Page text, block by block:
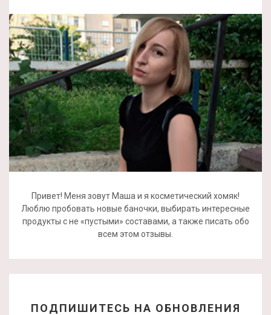
Привет! Меня зовут Маша и я косметический хомяк!
Люблю пробовать новые баночки, выбирать интересные
продукты с не «пустыми» составами, а также писать обо
всем этом отзывы.
ПОДПИШИТЕСЬ НА ОБНОВЛЕНИЯ